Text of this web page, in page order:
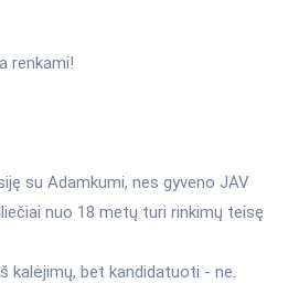
renkami!
su Adamkumi, nes gyveno JAV
nuo 18 metų turi rinkimų teisę
kalėjimų, bet kandidatuoti - ne.